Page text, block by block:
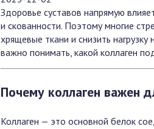
Здоровье суставов напрямую
и скованности. Поэтому многие
хрящевые ткани и снизить
важно понимать, какой коллаген
Почему коллаген важен
Коллаген — это основной белок